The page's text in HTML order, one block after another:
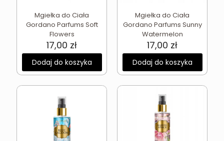
Mgiełka do Ciała
Gordano Parfums Soft
Flowers
17,00 zł
Dodaj do koszyka
Mgiełka do Ciała
Gordano Parfums Sunny
Watermelon
17,00 zł
Dodaj do koszyka